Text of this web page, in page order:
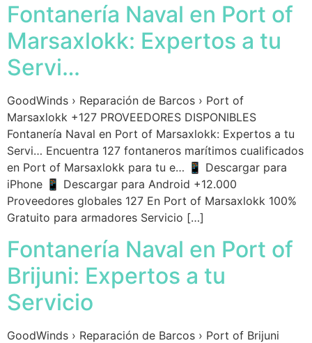
Fontanería Naval en Port of
Marsaxlokk: Expertos a tu
Servi…
GoodWinds › Reparación de Barcos › Port of
Marsaxlokk +127 PROVEEDORES DISPONIBLES
Fontanería Naval en Port of Marsaxlokk: Expertos a tu
Servi… Encuentra 127 fontaneros marítimos cualificados
en Port of Marsaxlokk para tu e… 📱 Descargar para
iPhone 📱 Descargar para Android +12.000
Proveedores globales 127 En Port of Marsaxlokk 100%
Gratuito para armadores Servicio […]
Fontanería Naval en Port of
Brijuni: Expertos a tu
Servicio
GoodWinds › Reparación de Barcos › Port of Brijuni